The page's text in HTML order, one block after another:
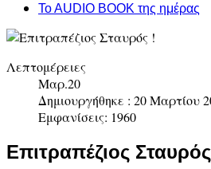
To AUDIO BOOK της ημέρας
Λεπτομέρειες
Μαρ.20
Δημιουργήθηκε : 20 Μαρτίου
Εμφανίσεις: 1960
Επιτραπέζιος